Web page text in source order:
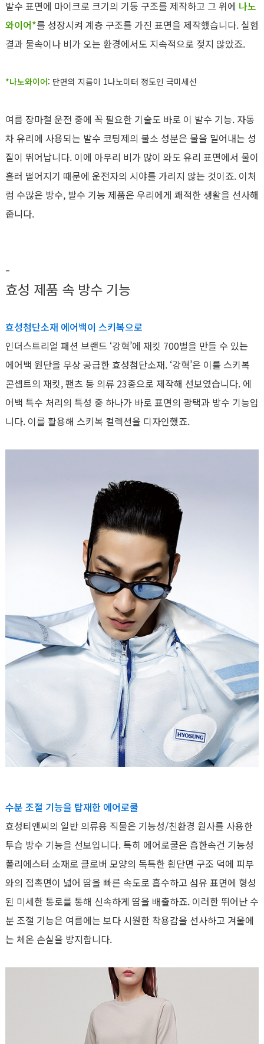
발수 표면에 마이크로 크기의 기둥 구조를 제작하고 그 위에 나노
와이어*를 성장시켜 계층 구조를 가진 표면을 제작했습니다. 실험
결과 물속이나 비가 오는 환경에서도 지속적으로 젖지 않았죠.
*나노와이어: 단면의 지름이 1나노미터 정도인 극미세선
여름 장마철 운전 중에 꼭 필요한 기술도 바로 이 발수 기능. 자동
차 유리에 사용되는 발수 코팅제의 불소 성분은 물을 밀어내는 성
질이 뛰어납니다. 이에 아무리 비가 많이 와도 유리 표면에서 물이
흘러 떨어지기 때문에 운전자의 시야를 가리지 않는 것이죠. 이처
럼 수많은 방수, 발수 기능 제품은 우리에게 쾌적한 생활을 선사해
줍니다.
-
효성 제품 속 방수 기능
효성첨단소재 에어백이 스키복으로
인더스트리얼 패션 브랜드 ‘강혁’에 재킷 700벌을 만들 수 있는
에어백 원단을 무상 공급한 효성첨단소재. ‘강혁’은 이를 스키복
콘셉트의 재킷, 팬츠 등 의류 23종으로 제작해 선보였습니다. 에
어백 특수 처리의 특성 중 하나가 바로 표면의 광택과 방수 기능입
니다. 이를 활용해 스키복 컬렉션을 디자인했죠.
수분 조절 기능을 탑재한 에어로쿨
효성티앤씨의 일반 의류용 직물은 기능성/친환경 원사를 사용한
투습 방수 기능을 선보입니다. 특히 에어로쿨은 흡한속건 기능성
폴리에스터 소재로 클로버 모양의 독특한 횡단면 구조 덕에 피부
와의 접촉면이 넓어 땀을 빠른 속도로 흡수하고 섬유 표면에 형성
된 미세한 통로를 통해 신속하게 땀을 배출하죠. 이러한 뛰어난 수
분 조절 기능은 여름에는 보다 시원한 착용감을 선사하고 겨울에
는 체온 손실을 방지합니다.